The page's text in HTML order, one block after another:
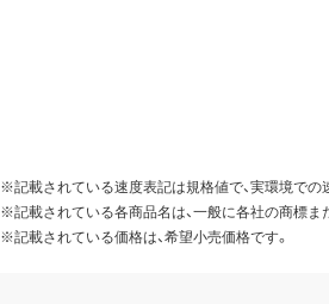
※記載されている速度表記は規格値で、実環境での
※記載されている各商品名は、一般に各社の商標ま
※記載されている価格は、希望小売価格です。